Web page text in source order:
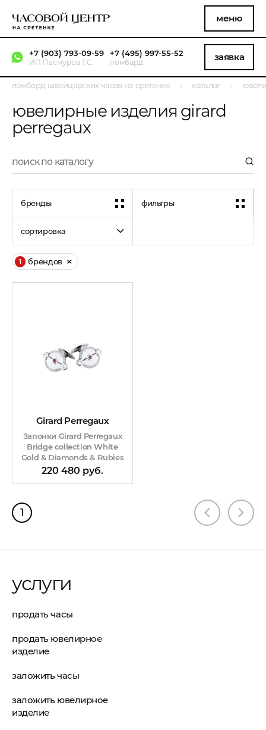
меню
+7 (903) 793-09-59
ИП Пасмуров Г.С.
+7 (495) 997-55-52
ломбард заявка
ломбард швейцарских часов на сретенке каталог
ювелирные изделия girard
perregaux
бренды фильтры
сортировка
1 брендов
Girard Perregaux
Запонки Girard Perregaux
Bridge collection White
Gold & Diamonds & Rubies
220 480 руб.
1
услуги
продать часы
продать ювелирное
изделие
заложить часы
заложить ювелирное
изделие